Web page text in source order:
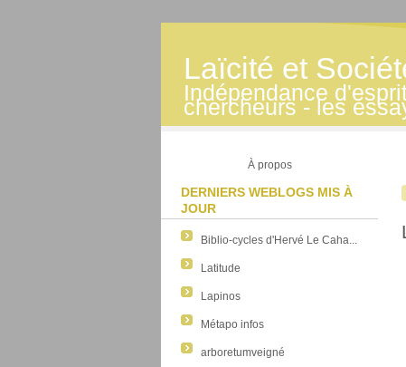
Laïcité et
Indépendance
chercheurs - les
À propos
DERNIERS WEBLOGS MIS À
JOUR
Biblio-cycles d'Hervé Le Caha...
Latitude
Lapinos
Métapo infos
arboretumveigné